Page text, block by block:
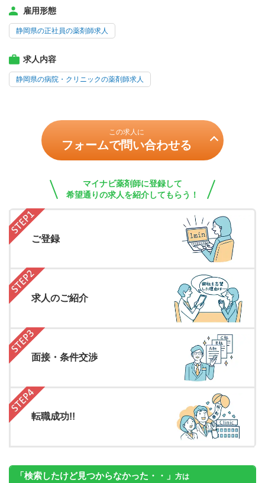
雇用形態
静岡県の正社員の薬剤師求人
求人内容
静岡県の病院・クリニックの薬剤師求人
この求人に
フォームで問い合わせる
マイナビ薬剤師に登録して
希望通りの求人を紹介してもらう！
ご登録
求人のご紹介
面接・条件交渉
転職成功!!
「検索したけど見つからなかった・・」 方は